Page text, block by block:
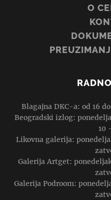
O
Blagajna DKC-a: od 16
Beogradski izlog:
10
Likovna galerija:
Galerija Artget:
Galerija Podroom: